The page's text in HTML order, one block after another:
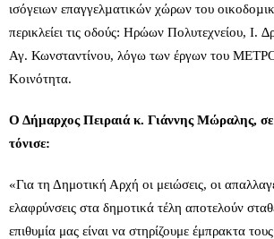
ισόγειων επαγγελµατικών χώρων του
περικλείει τις οδούς: Ηρώων Πολυτεχνείου, Ι.
Αγ. Κωνσταντίνου, λόγω των έργων του
Κοινότητα.
Ο Δήμαρχος Πειραιά κ. Γιάννης Μώραλης,
τόνισε:
«Για τη Δημοτική Αρχή οι μειώσεις, οι
ελαφρύνσεις στα δημοτικά τέλη αποτελούν
επιθυμία μας είναι να στηρίζουμε έμπρακτα